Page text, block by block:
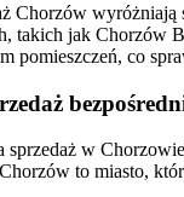
Chorzów
takich jak Chorzów
pomieszczeń, co
sprzedaż w
to miasto,